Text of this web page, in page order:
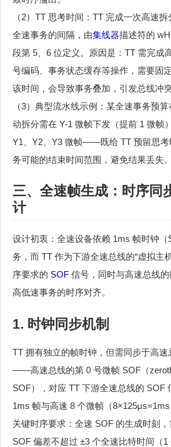
（2）TT 思考时间：TT 完成一次高速
全速事务的间隔，由集线器描述符的
段第 5、6 位定义。原因是：TT 需完成
号编码、事务状态缓存等操作，需要固
该时间，会导致事务叠加，引发总线冲突
（3）典型流水线示例：某全速事务预
动拆分需在 Y-1 微帧下发（提前 1 微帧
Y1、Y2、Y3 微帧——既给 TT 预留思考
务可能的结束时间范围，避免结果丢失。
三、全速帧生成：时序同
计
设计初衷：全速设备依赖 1ms 帧时钟（
务，而 TT 作为下游全速总线的“虚拟主
序要求的 SOF 信号，同时与高速总线
高低速事务的时序对齐。
1. 时钟同步机制
TT 拥有独立的帧时钟，但需同步于高速
——高速总线的第 0 号微帧 SOF（
SOF），对应 TT 下游全速总线的 SOF
1ms 帧与高速 8 个微帧（8×125μs=1ms
关键时序要求：全速 SOF 的生成时刻
SOF 偏差不超过 ±3 个全速比特时间（